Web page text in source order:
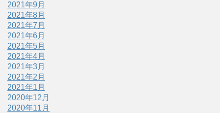
2021年9月
2021年8月
2021年7月
2021年6月
2021年5月
2021年4月
2021年3月
2021年2月
2021年1月
2020年12月
2020年11月